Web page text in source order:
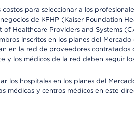
para seleccionar a los
de KFHP (Kaiser Foundation
Healthcare Providers and Systems
inscritos en los planes del
la red de proveedores contratados
los médicos de la red deben seguir
los hospitales en los planes del
y centros médicos en este